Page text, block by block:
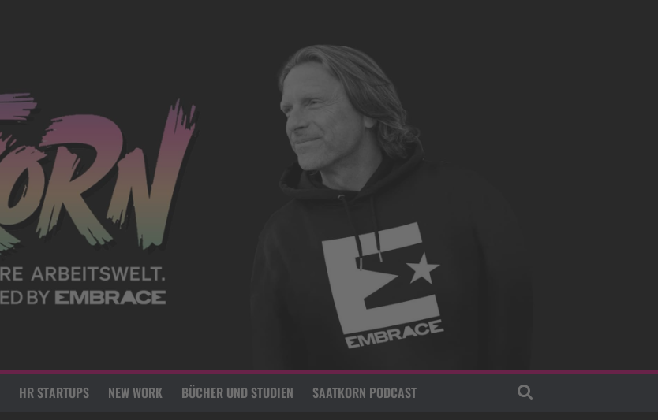
HR STARTUPS NEW WORK BÜCHER UND STUDIEN SAATKORN PODCAST